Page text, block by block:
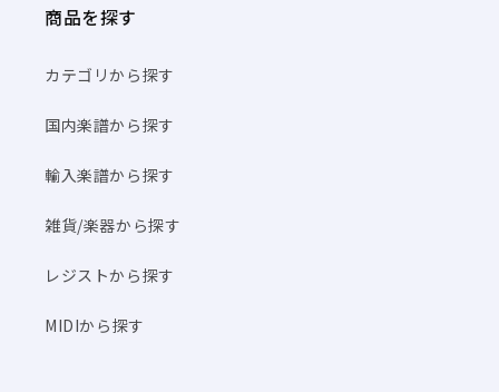
商品を探す
カテゴリから探す
国内楽譜から探す
輸入楽譜から探す
雑貨/楽器から探す
レジストから探す
MIDIから探す